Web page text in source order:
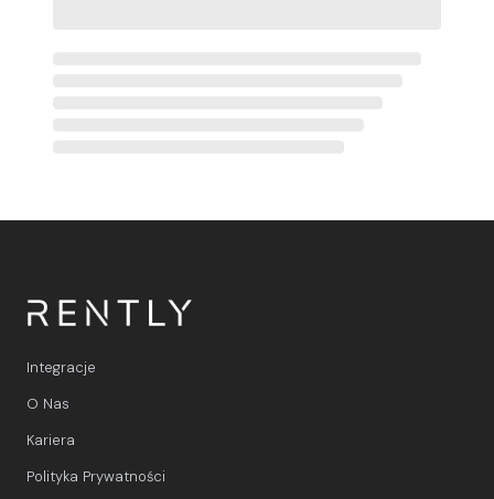
Integracje
O Nas
Kariera
Polityka Prywatności